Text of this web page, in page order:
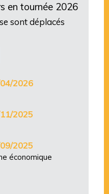
en tournée 2026
sont déplacés
2026
2025
2025
économique